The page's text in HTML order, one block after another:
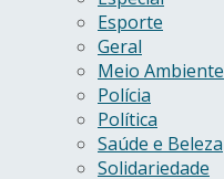
Esporte
Geral
Meio Ambiente
Polícia
Política
Saúde e Beleza
Solidariedade